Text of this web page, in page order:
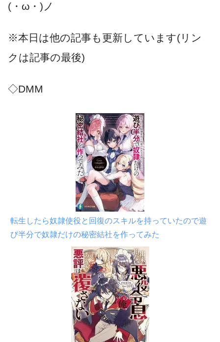
(・ω・)ノ
※本日は他の記事も更新しています(リン
クは記事の最後)
◇DMM
転生したら奴隷使役と回復のスキルを持っていたので遊
び半分で奴隷だけの秘密結社を作ってみた